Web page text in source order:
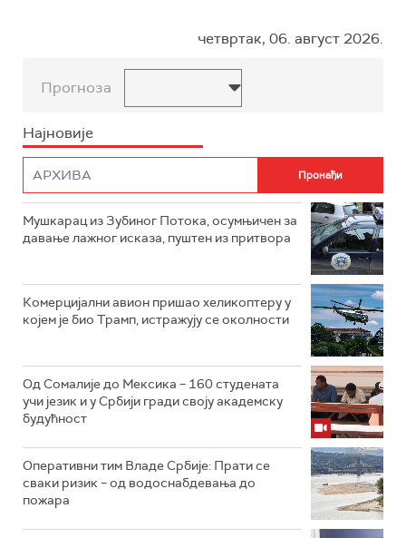
четвртак, 06. август 2026.
Прогноза
Најновије
Мушкарац из Зубиног Потока, осумњичен за
давање лажног исказа, пуштен из притвора
Комерцијални авион пришао хеликоптеру у
којем је био Трамп, истражују се околности
Од Сомалије до Мексика – 160 студената
учи језик и у Србији гради своју академску
будућност
Оперативни тим Владе Србије: Прати се
сваки ризик – од водоснабдевања до
пожара